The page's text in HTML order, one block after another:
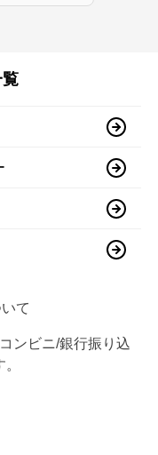
て
ンビニ/銀行振り込